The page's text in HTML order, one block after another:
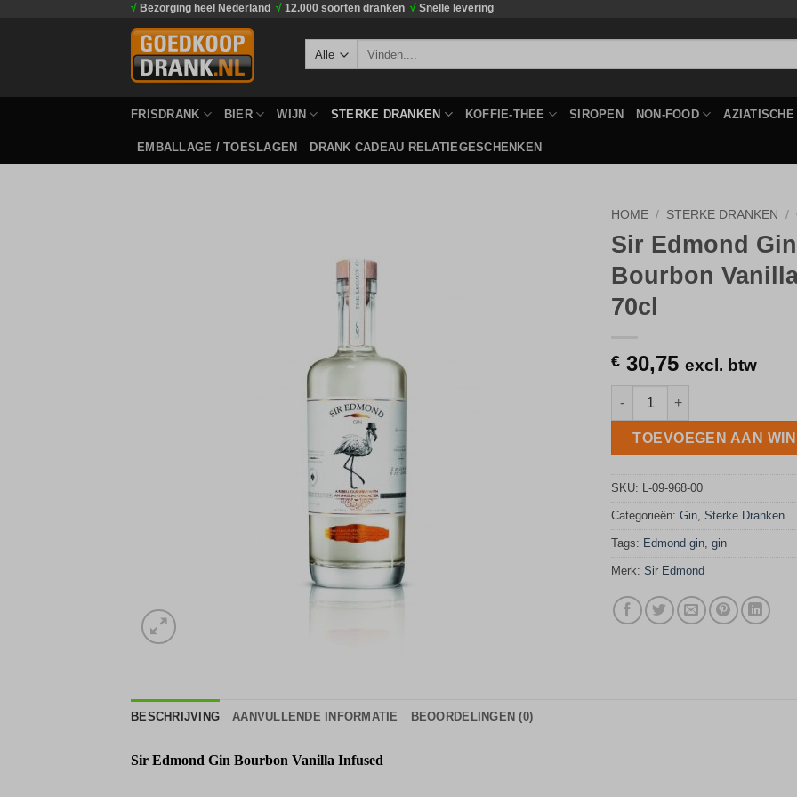
√ Bezorging heel Nederland √ 12.000 soorten dranken √ Snelle levering
FRISDRANK BIER WIJN STERKE DRANKEN KOFFIE-THEE SIROPEN NON-FOOD AZIATISCHE
EMBALLAGE / TOESLAGEN DRANK CADEAU RELATIEGESCHENKEN
HOME / STERKE DRANKEN /
Sir Edmond Gin
Bourbon
70cl
€ 30,75 excl. btw
Sir Edmond Gin Bourbon
TOEVOEGEN AAN
SKU: L-09-968-00
Categorieën: Gin Sterke Dranken
Tags: Edmond gin gin
Merk: Sir Edmond
BESCHRIJVING AANVULLENDE INFORMATIE BEOORDELINGEN (0)
Sir Edmond Gin Bourbon Vanilla Infused